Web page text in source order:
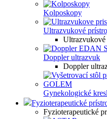
Kolposkopy
Ultrazvukové
Ultrazvukové
Doppler ultrazvuk
Doppler
Gynekologické
Fyzioterapeutické
Fyzioterapeutické